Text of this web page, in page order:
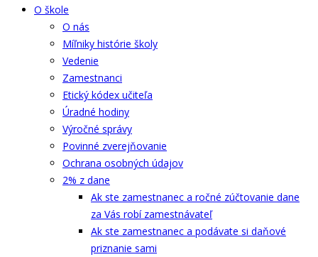
O škole
O nás
Míľniky histórie školy
Vedenie
Zamestnanci
Etický kódex učiteľa
Úradné hodiny
Výročné správy
Povinné zverejňovanie
Ochrana osobných údajov
2% z dane
Ak ste zamestnanec a ročné zúčtovanie dane
za Vás robí zamestnávateľ
Ak ste zamestnanec a podávate si daňové
priznanie sami